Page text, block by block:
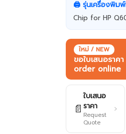
🖨️ รุ่นเครื่องพิม
Chip for HP
ใหม่ / NEW
ขอใบเสนอรา
order online
📄
ใบเสนอ
ราคา
Request
Quote
›